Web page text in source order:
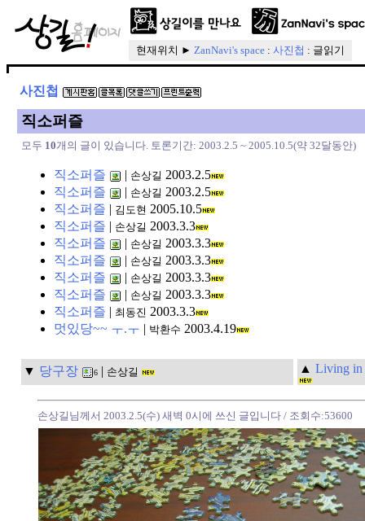
현재위치 ► ZanNavi's space : 사진첩 : 글읽기
사진첩
직소퍼즐
모두 10개의 글이 있습니다. 토론기간: 2003.2.5 ~ 2005.10.5(약 32달동안)
직소퍼즐 | 손상길 2003.2.5
직소퍼즐
| 손상길 2003.2.5
직소퍼즐 | 김도현 2005.10.5
직소퍼즐 | 손상길 2003.3.3
직소퍼즐
| 손상길 2003.3.3
직소퍼즐
| 손상길 2003.3.3
직소퍼즐
| 손상길 2003.3.3
직소퍼즐
| 손상길 2003.3.3
직소퍼즐 | 최동진 2003.3.3
멋있당~~ ㅜ.ㅜ | 박환수 2003.4.19
▼ 당구장 6 | 손상길 ▲ Living in
손상길님께서 2003.2.5(수) 새벽 0시에 쓰신 글입니다 / 조회수:53600